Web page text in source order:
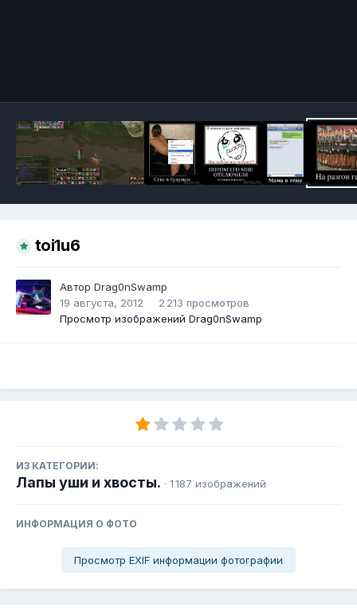
toi1u6
Автор Drag0nSwamp
19 августа, 2012
2 213 просмотров
Просмотр изображений Drag0nSwamp
ИЗ КАТЕГОРИИ:
Лапы уши и хвосты. · 1 187 изображений
ИНФОРМАЦИЯ О ФОТО
Просмотр EXIF информации фотографии